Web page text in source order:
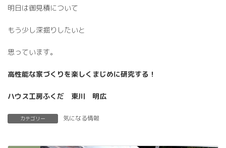
明日は御見積について
もう少し深掘りしたいと
思っています。
高性能な家づくりを楽しくまじめに研究する！
ハウス工房ふくだ 東川 明広
カテゴリー 気になる情報